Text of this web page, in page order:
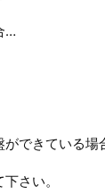
…
できている場
さい。